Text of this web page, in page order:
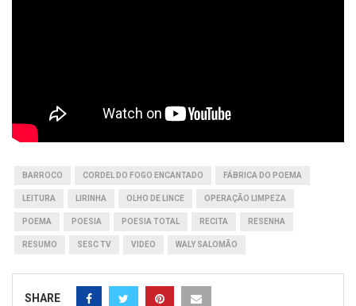
BARROCO CORDEL DO FOGO ENCANTADO FÁBRICA DO POEMA
LEITURA LIRINHA OLHO DE LINCE OPERAÇÃO LIMPEZA
POEMA POESIA POESIA TOTAL RECITA RESENHA
RESUMO SESC TV VIDEO WALY SALOMÃO
SHARE